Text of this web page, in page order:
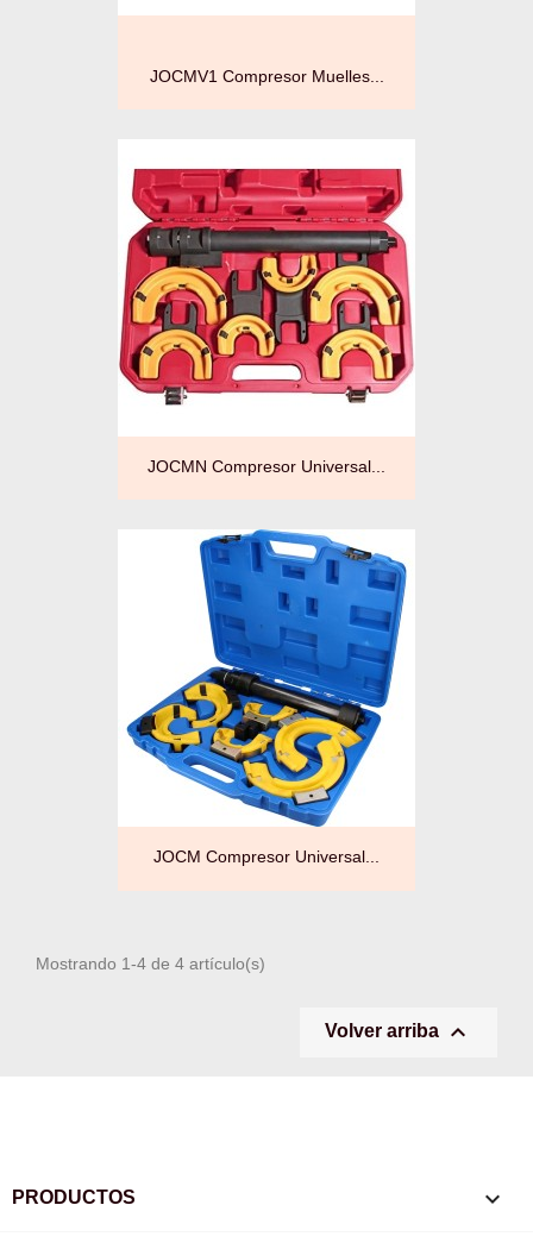
JOCMV1 Compresor Muelles...
JOCMN Compresor Universal...
JOCM Compresor Universal...
Mostrando 1-4 de 4 artículo(s)
Volver arriba 
PRODUCTOS 